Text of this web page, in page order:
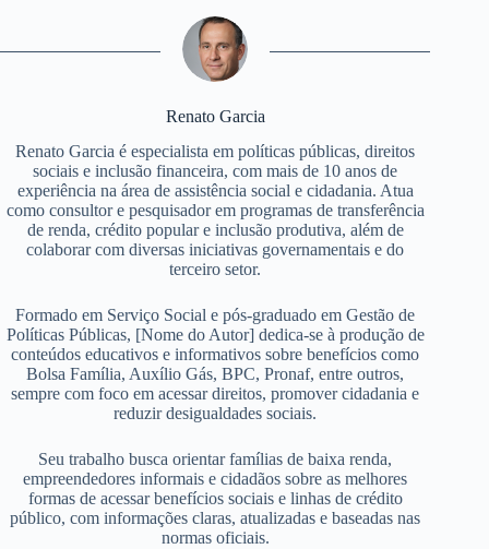
Renato Garcia
Renato Garcia é especialista em políticas públicas, direitos
sociais e inclusão financeira, com mais de 10 anos de
experiência na área de assistência social e cidadania. Atua
como consultor e pesquisador em programas de transferência
de renda, crédito popular e inclusão produtiva, além de
colaborar com diversas iniciativas governamentais e do
terceiro setor.
Formado em Serviço Social e pós-graduado em Gestão de
Políticas Públicas, [Nome do Autor] dedica-se à produção de
conteúdos educativos e informativos sobre benefícios como
Bolsa Família, Auxílio Gás, BPC, Pronaf, entre outros,
sempre com foco em acessar direitos, promover cidadania e
reduzir desigualdades sociais.
Seu trabalho busca orientar famílias de baixa renda,
empreendedores informais e cidadãos sobre as melhores
formas de acessar benefícios sociais e linhas de crédito
público, com informações claras, atualizadas e baseadas nas
normas oficiais.